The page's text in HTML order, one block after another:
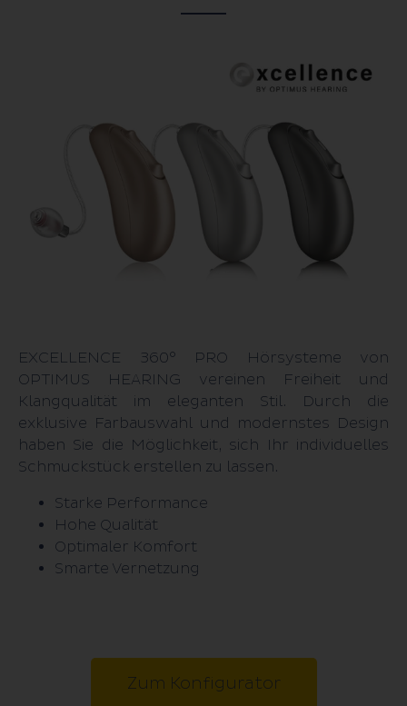
EXCELLENCE 360° PRO Hörsysteme von
OPTIMUS HEARING vereinen Freiheit und
Klangqualität im eleganten Stil. Durch die
exklusive Farbauswahl und modernstes Design
haben Sie die Möglichkeit, sich Ihr individuelles
Schmuck­stück erstellen zu lassen.
Starke Performance
Hohe Qualität
Optimaler Komfort
Smarte Vernetzung
Zum Konfigurator